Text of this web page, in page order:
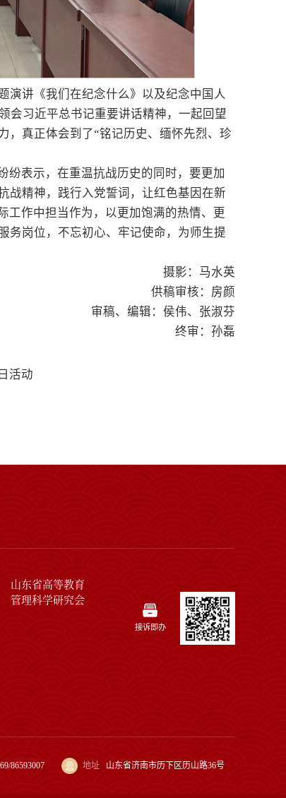
演讲《我们在纪念什么》以及纪念中国人
会习近平总书记重要讲话精神，一起回望
，真正体会到了“铭记历史、缅怀先烈、珍
纷表示，在重温抗战历史的同时，要更加
战精神，践行入党誓词，让红色基因在新
工作中担当作为，以更加饱满的热情、更
务岗位，不忘初心、牢记使命，为师生提
摄影：马水英
供稿审核：房颜
审稿、编辑：侯伟、张淑芬
终审：孙磊
活动
山东省高等教育
管理科学研究会
接诉即办
86593007 地址 山东省济南市历下区历山路36号